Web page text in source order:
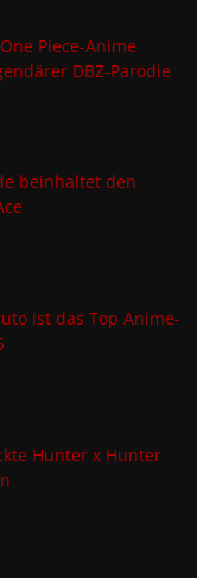
Piece-Anime
DBZ-Parodie
beinhaltet den
ist das Top Anime-
Hunter x Hunter